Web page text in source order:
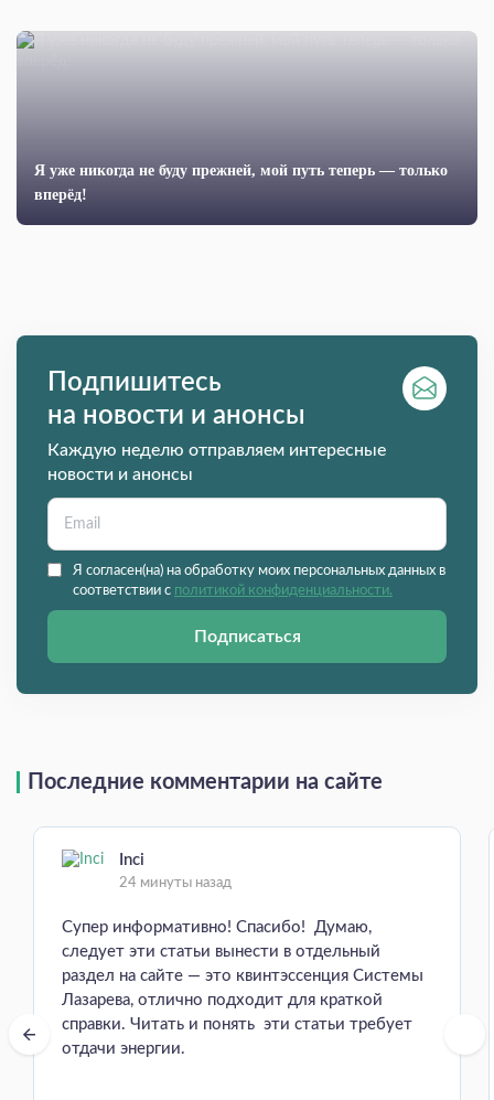
Я уже никогда не буду прежней, мой путь теперь — только
вперёд!
Подпишитесь
на новости и анонсы
Каждую неделю отправляем интересные
новости и анонсы
Я согласен(на) на обработку моих персональных данных в
соответствии с политикой конфиденциальности.
Подписаться
Последние комментарии на сайте
Inci
24 минуты назад
Супер информативно! Спасибо! Думаю,
следует эти статьи вынести в отдельный
раздел на сайте — это квинтэссенция Системы
Лазарева, отлично подходит для краткой
справки. Читать и понять эти статьи требует
отдачи энергии.